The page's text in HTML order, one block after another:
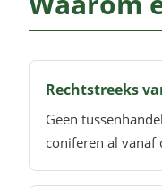
Rechtstreeks
Geen
coniferen al vanaf